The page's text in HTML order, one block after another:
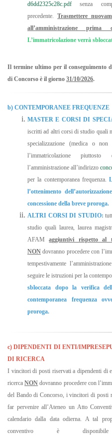
d6dd2325c28c.pdf senza
precedente.Trasmettere
all’amministrazione prima
L’immatricolazione verrà
Il termine ultimo per il conseguimento
di Concorso è il giorno 31/10/2026.
b) CONTEMPORANEE FREQUENZE
MASTER E CORSI DI
iscritti ad altri corsi di studio quali
specializzazione (medica o non
l’immatricolazione piuttosto
l’amministrazione all’indirizzo
per la contemporanea frequenza.
l’ottenimento
concessione della breve proroga.
ALTRI CORSI DI STUDIO:
studio quali laurea, laurea
AFAMaggiuntivi rispetto
NON dovranno procedere con
tempestivamente
seguire le istruzioni per la
sbloccata dopo la verifica
contemporanea frequenza
proroga.
c) DIPENDENTI DI ENTI/IMPRESE
DI RICERCA
I vincitori di posti riservati a dipendenti di
ricercaNON dovranno procedere con
del Bando di Concorso, i vincitori di posti
far pervenire all’Ateneo un Atto
calendario dalla data odierna. A tal
conventivo è